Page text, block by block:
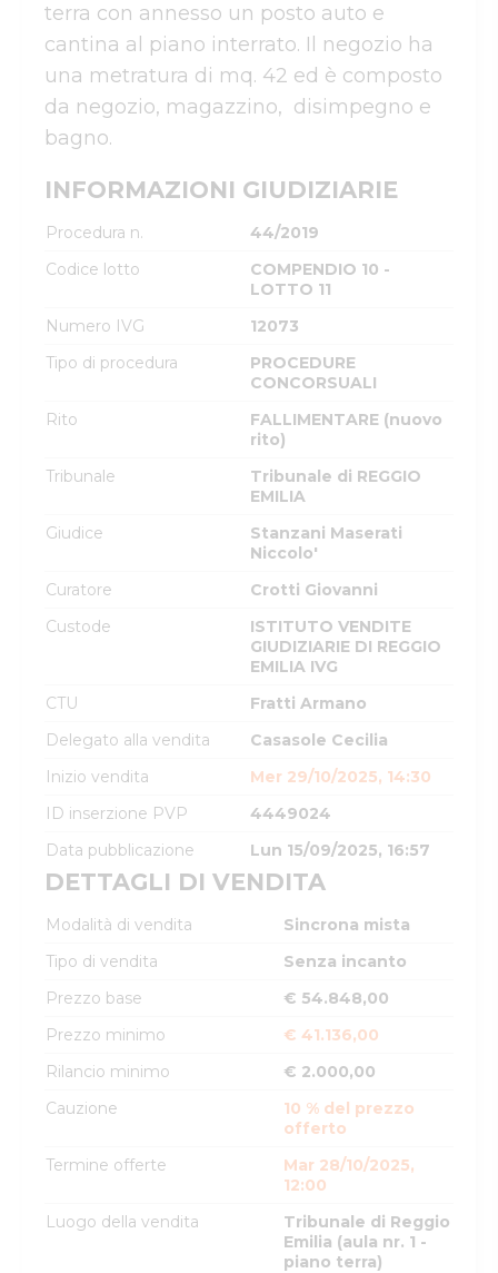
terra con annesso un posto auto e
cantina al piano interrato. Il negozio ha
una metratura di mq. 42 ed è composto
da negozio, magazzino,  disimpegno e
bagno.
INFORMAZIONI GIUDIZIARIE
Procedura n.
44/2019
Codice lotto
COMPENDIO 10 -
LOTTO 11
Numero IVG
12073
Tipo di procedura
PROCEDURE
CONCORSUALI
Rito
FALLIMENTARE (nuovo
rito)
Tribunale
Tribunale di REGGIO
EMILIA
Giudice
Stanzani Maserati
Niccolo'
Curatore
Crotti Giovanni
Custode
ISTITUTO VENDITE
GIUDIZIARIE DI REGGIO
EMILIA IVG
CTU
Fratti Armano
Delegato alla vendita
Casasole Cecilia
Inizio vendita
Mer 29/10/2025, 14:30
ID inserzione PVP
4449024
Data pubblicazione
Lun 15/09/2025, 16:57
DETTAGLI DI VENDITA
Modalità di vendita
Sincrona mista
Tipo di vendita
Senza incanto
Prezzo base
€ 54.848,00
Prezzo minimo
€ 41.136,00
Rilancio minimo
€ 2.000,00
Cauzione
10 % del prezzo
offerto
Termine offerte
Mar 28/10/2025,
12:00
Luogo della vendita
Tribunale di Reggio
Emilia (aula nr. 1 -
piano terra)